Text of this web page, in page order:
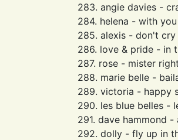
283. angie davies -
284. helena - with you
285. alexis - don't
286. love & pride - in
287. rose - mister right
288. marie belle -
289. victoria - happy
290. les blue belles -
291. dave hammond -
292. dolly - fly up in